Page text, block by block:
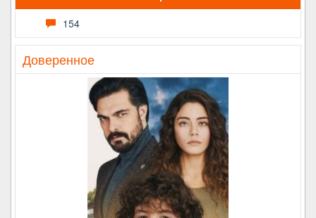
154
Доверенное